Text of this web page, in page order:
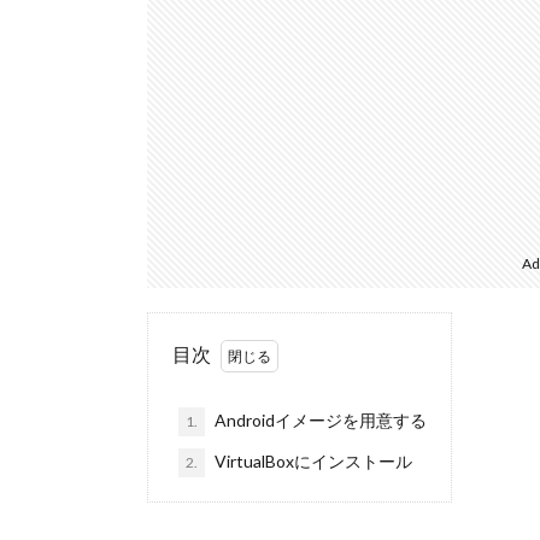
目次
1. Androidイメージを用意する
2. VirtualBoxにインストール